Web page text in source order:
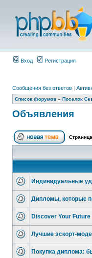
Вход Регистрация
Сообщения без ответов |
Список форумов » Поселок
Объявления
Страница
Индивидуальные
Дипломы, которые
Discover Your
Лучшие эскорт-
Покупка диплома: